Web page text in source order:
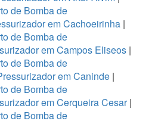
de Bomba de
em Cachoeirinha|
de Bomba de
em Campos Eliseos |
de Bomba de
em Caninde |
de Bomba de
em Cerqueira Cesar|
de Bomba de